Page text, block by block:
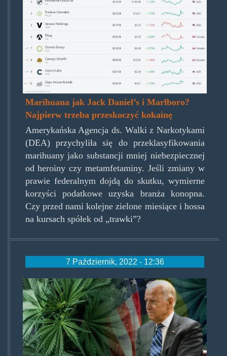
41-
22.png
Marihuana jak Jack Daniel’s i Marlboro?
Najpierw trzeba przeskoczyć kokainę
Amerykańska Agencja ds. Walki z Narkotykami
(DEA) przychyliła się do przeklasyfikowania
marihuany jako substancji mniej niebezpiecznej
od heroiny czy metamfetaminy. Jeśli zmiany w
prawie federalnym dojdą do skutku, wymierne
korzyści podatkowe uzyska branża konopna.
Czy przed nami kolejne zielone miesiące i hossa
na kursach spółek od „trawki”?
7 Październik, 2022 - 12:36
joe-
biden-
marijuana.jpg